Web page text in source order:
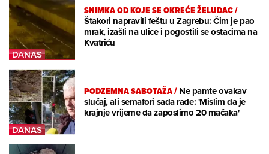
SNIMKA OD KOJE SE OKREĆE ŽELUDAC/
Štakori napravili feštu u Zagrebu: Čim je pao
mrak, izašli na ulice i pogostili se ostacima na
Kvatriću
PODZEMNA SABOTAŽA/Ne pamte ovakav
slučaj, ali semafori sada rade: 'Mislim da je
krajnje vrijeme da zaposlimo 20 mačaka'